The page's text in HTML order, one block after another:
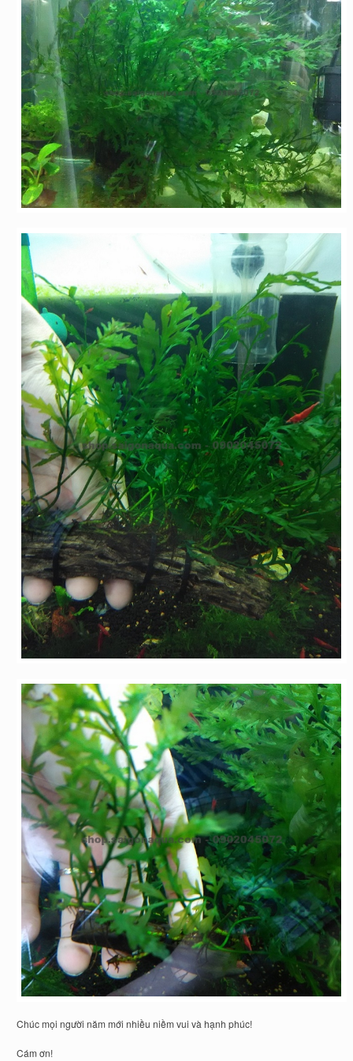
Chúc mọi người năm mới nhiều niềm vui và hạnh phúc!
Cám ơn!